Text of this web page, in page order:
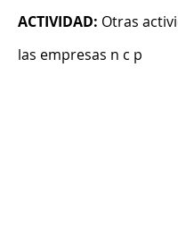
ACTIVIDAD: Otras
las empresas n c p